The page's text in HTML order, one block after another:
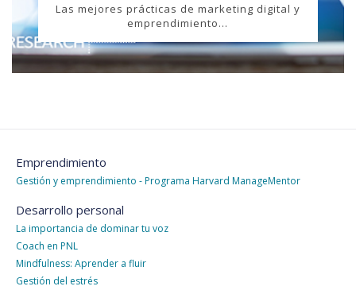
Las mejores prácticas de marketing digital y
emprendimiento...
Emprendimiento
Gestión y emprendimiento - Programa Harvard ManageMentor
Desarrollo personal
La importancia de dominar tu voz
Coach en PNL
Mindfulness: Aprender a fluir
Gestión del estrés